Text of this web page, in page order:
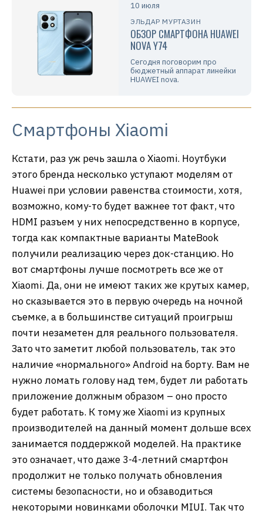
10 июля
ЭЛЬДАР МУРТАЗИН
ОБЗОР СМАРТФОНА HUAWEI
NOVA Y74
Сегодня поговорим про
бюджетный аппарат линейки
HUAWEI nova.
Смартфоны Xiaomi
Кстати, раз уж речь зашла о Xiaomi. Ноутбуки
этого бренда несколько уступают моделям от
Huawei при условии равенства стоимости, хотя,
возможно, кому-то будет важнее тот факт, что
HDMI разъем у них непосредственно в корпусе,
тогда как компактные варианты MateBook
получили реализацию через док-станцию. Но
вот смартфоны лучше посмотреть все же от
Xiaomi. Да, они не имеют таких же крутых камер,
но сказывается это в первую очередь на ночной
съемке, а в большинстве ситуаций проигрыш
почти незаметен для реального пользователя.
Зато что заметит любой пользователь, так это
наличие «нормального» Android на борту. Вам не
нужно ломать голову над тем, будет ли работать
приложение должным образом – оно просто
будет работать. К тому же Xiaomi из крупных
производителей на данный момент дольше всех
занимается поддержкой моделей. На практике
это означает, что даже 3-4-летний смартфон
продолжит не только получать обновления
системы безопасности, но и обзаводиться
некоторыми новинками оболочки MIUI. Так что